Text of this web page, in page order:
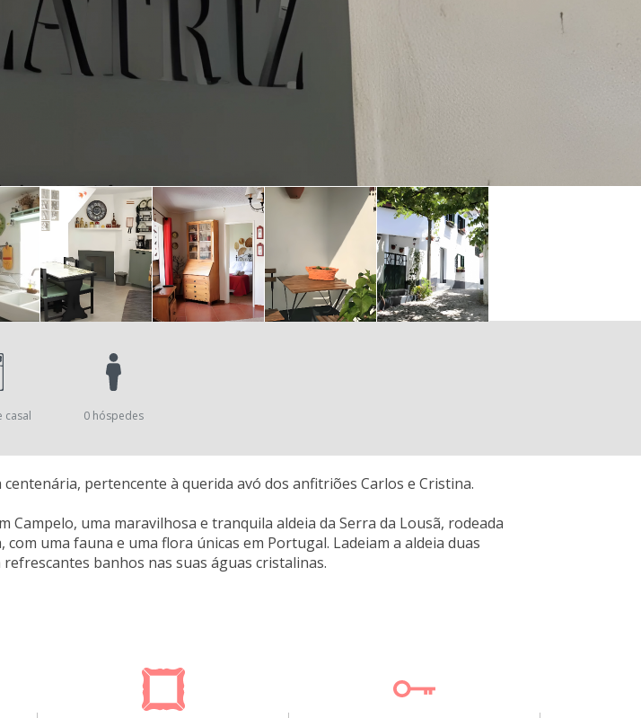
casal 0 hóspedes
centenária, pertencente à querida avó dos anfitriões Carlos e Cristina.
Campelo, uma maravilhosa e tranquila aldeia da Serra da Lousã, rodeada
uma fauna e uma flora únicas em Portugal. Ladeiam a aldeia duas
banhos nas suas águas cristalinas.